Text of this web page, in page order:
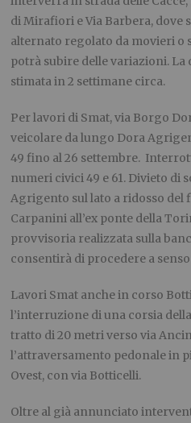
di Mirafiori e Via Barbera, dove
alternato regolato da movieri o
potrà subire delle variazioni. La
stimata in 2 settimane circa.
Per lavori di Smat, via Borgo
veicolare da lungo Dora
49 fino al 26 settembre.
numeri civici 49 e 61. Divieto di
Agrigento sul lato a ridosso del
Carpanini all’ex ponte della
provvisoria realizzata sulla
consentirà di procedere a
Lavori Smat anche in corso
l’interruzione di una corsia
tratto di 20 metri verso via
l’attraversamento pedonale in
Ovest, con via Botticelli.
Oltre al già annunciato